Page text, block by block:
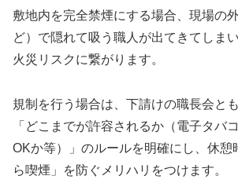
敷地内を完全禁煙にする場合、現場の
ど）で隠れて吸う職人が出てきてしま
火災リスクに繋がります。
規制を行う場合は、下請けの職長会と
「どこまでが許容されるか（電子タバ
OKか等）」のルールを明確にし、休憩
ら喫煙」を防ぐメリハリをつけます。